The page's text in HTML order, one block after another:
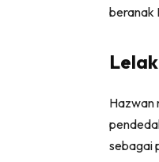
beranak
Hazwan
sebagai